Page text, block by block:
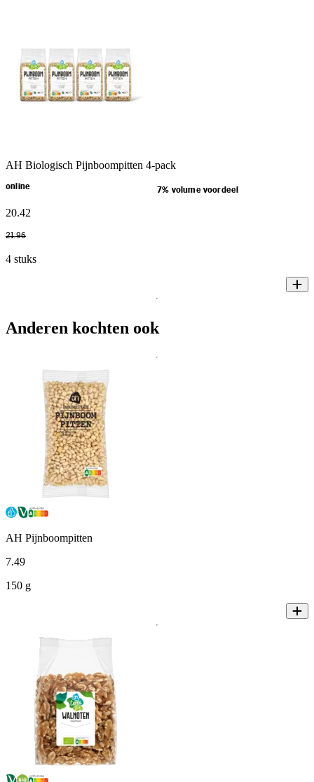
AH Biologisch Pijnboompitten 4-pack
online 7% volume voordeel
20.42
21.96
4 stuks
Anderen kochten ook
AH Pijnboompitten
7.49
150 g